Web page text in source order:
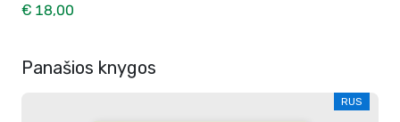
€ 18,00
Panašios knygos
RUS